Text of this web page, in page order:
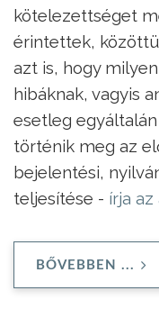
kötelezettséget
érintettek,
azt is, hogy
hibáknak, vagyis
esetleg
történik meg az
bejelentési,
teljesítése - írja az
BŐVEBBEN ...